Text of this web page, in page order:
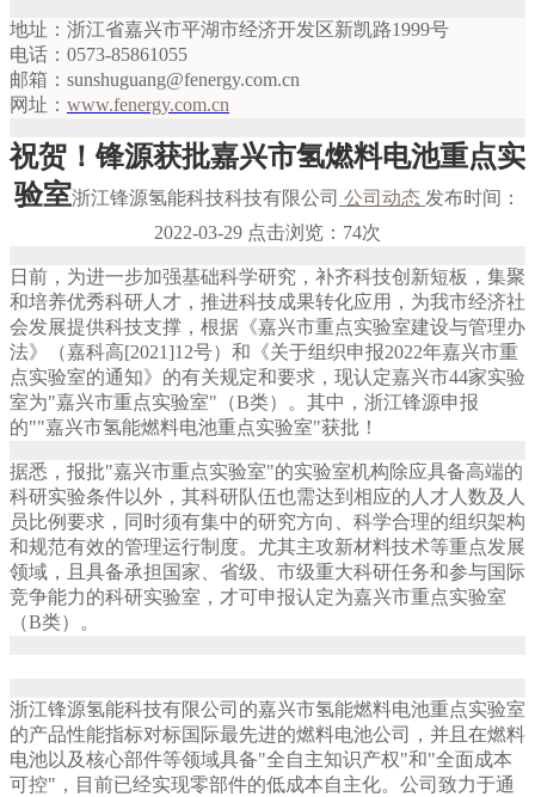
地址：浙江省嘉兴市平湖市经济开发区新凯路1999号
电话：0573-85861055
邮箱：sunshuguang@fenergy.com.cn
网址： www.fenergy.com.cn
祝贺！锋源获批嘉兴市氢燃料电池重点实
验室浙江锋源氢能科技科技有限公司 公司动态 发布时间：
2022-03-29 点击浏览：74次
日前，为进一步加强基础科学研究，补齐科技创新短板，集聚
和培养优秀科研人才，推进科技成果转化应用，为我市经济社
会发展提供科技支撑，根据《嘉兴市重点实验室建设与管理办
法》（嘉科高[2021]12号）和《关于组织申报2022年嘉兴市重
点实验室的通知》的有关规定和要求，现认定嘉兴市44家实验
室为"嘉兴市重点实验室"（B类）。其中，浙江锋源申报
的""嘉兴市氢能燃料电池重点实验室"获批！
据悉，报批"嘉兴市重点实验室"的实验室机构除应具备高端的
科研实验条件以外，其科研队伍也需达到相应的人才人数及人
员比例要求，同时须有集中的研究方向、科学合理的组织架构
和规范有效的管理运行制度。尤其主攻新材料技术等重点发展
领域，且具备承担国家、省级、市级重大科研任务和参与国际
竞争能力的科研实验室，才可申报认定为嘉兴市重点实验室
（B类）。
浙江锋源氢能科技有限公司的嘉兴市氢能燃料电池重点实验室
的产品性能指标对标国际最先进的燃料电池公司，并且在燃料
电池以及核心部件等领域具备"全自主知识产权"和"全面成本
可控"，目前已经实现零部件的低成本自主化。公司致力于通